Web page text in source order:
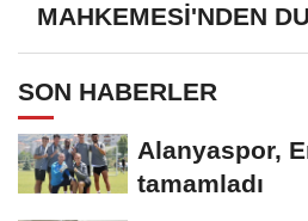
MAHKEMESİ'NDEN
SON HABERLER
Alanyaspor,
tamamladı